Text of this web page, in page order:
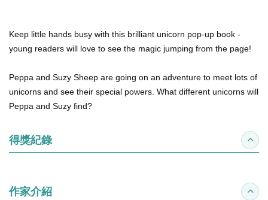
Keep little hands busy with this brilliant unicorn pop-up book -
young readers will love to see the magic jumping from the page!
Peppa and Suzy Sheep are going on an adventure to meet lots of
unicorns and see their special powers. What different unicorns will
Peppa and Suzy find?
得獎紀錄 收合
作家介紹 收合